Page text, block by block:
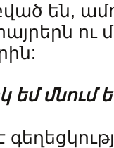
են,
ու
եմմնում